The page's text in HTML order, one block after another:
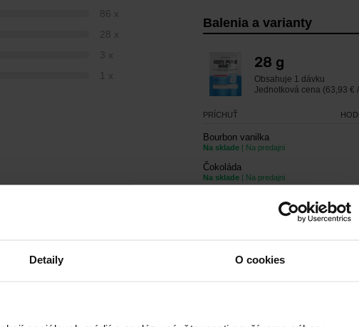
Detaily O cookies
86 x
28 x
3 x
1 x
Balenia a varianty
28 g
Obsahuje 1 dávku
Jednotková cena (63,93 €
PRÍCHUŤ
Bourbon vanilka
Na sklade | Na predajni
Čokoláda
Na sklade | Na predajni
| Na predajni